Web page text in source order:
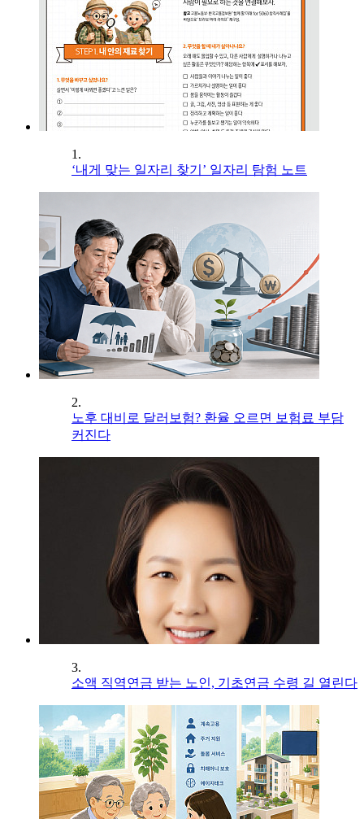
1.
‘내게 맞는 일자리 찾기’ 일자리 탐험 노트
2.
노후 대비로 달러보험? 환율 오르면 보험료 부담
커진다
3.
소액 직역연금 받는 노인, 기초연금 수령 길 열린다